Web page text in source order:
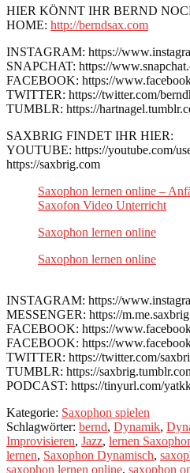
HIER KÖNNT IHR BERND
HOME: http://berndsax.com
INSTAGRAM: https://
SNAPCHAT: https://
FACEBOOK: https://
TWITTER: https://twitter.com/
TUMBLR: https://
SAXBRIG FINDET IHR HIER:
YOUTUBE: https://youtube.com/
https://saxbrig.com
Saxophon lernen online –
Saxofon Video Unterricht
Saxophon lernen online
Saxophon lernen online
INSTAGRAM: https://
MESSENGER: https://m.me.saxbrig
FACEBOOK: https://
FACEBOOK: https://
TWITTER: https://twitter.com/
TUMBLR: https://
PODCAST: https://tinyurl.com/
Kategorie: Saxophon spielen
Schlagwörter: bernd, Dynamik,
Improvisieren, Jazz, lernen
lernen, Saxophon Dynamisch,
saxophon lernen online, saxophon